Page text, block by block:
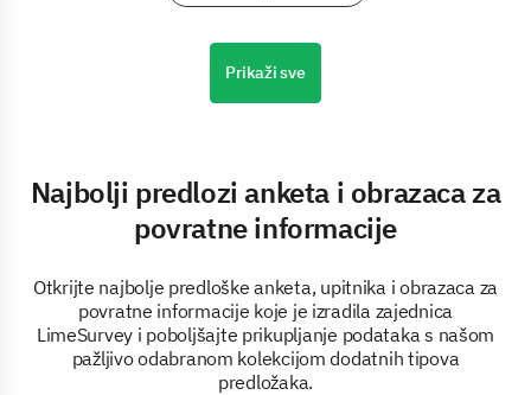
Prikaži sve
Najbolji predlozi anketa i obrazaca za
povratne informacije
Otkrijte najbolje predloške anketa, upitnika i obrazaca za
povratne informacije koje je izradila zajednica
LimeSurvey i poboljšajte prikupljanje podataka s našom
pažljivo odabranom kolekcijom dodatnih tipova
predložaka.